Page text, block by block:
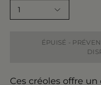
1
ÉPUISÉ -
Ces créoles offre